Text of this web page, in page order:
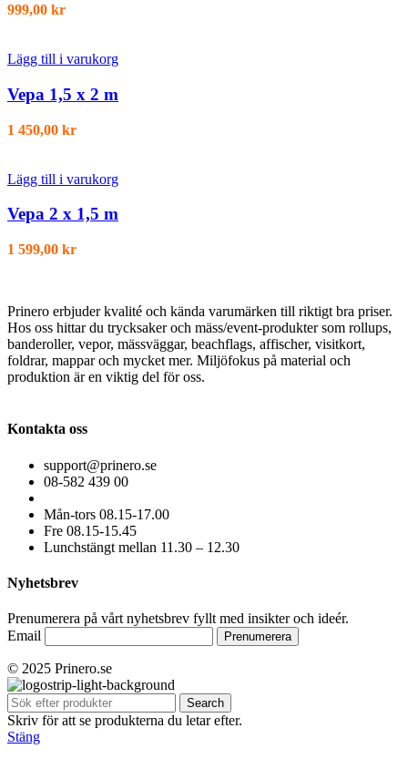
999,00 kr
Lägg till i varukorg
Vepa 1,5 x 2 m
1 450,00 kr
Lägg till i varukorg
Vepa 2 x 1,5 m
1 599,00 kr
Prinero erbjuder kvalité och kända varumärken till riktigt bra priser.
Hos oss hittar du trycksaker och mäss/event-produkter som rollups,
banderoller, vepor, mässväggar, beachflags, affischer, visitkort,
foldrar, mappar och mycket mer. Miljöfokus på material och
produktion är en viktig del för oss.
Kontakta oss
support@prinero.se
08-582 439 00
Mån-tors 08.15-17.00
Fre 08.15-15.45
Lunchstängt mellan 11.30 – 12.30
Nyhetsbrev
Prenumerera på vårt nyhetsbrev fyllt med insikter och ideér.
Email
© 2025 Prinero.se
Search
Skriv för att se produkterna du letar efter.
Stäng